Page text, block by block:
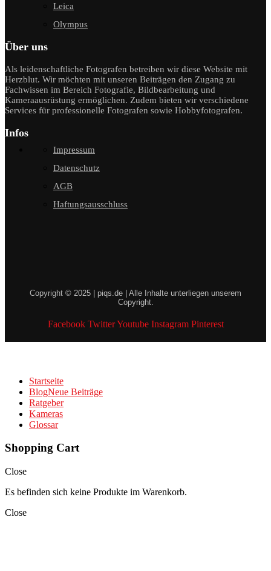
Leica
Olympus
Über uns
Als leidenschaftliche Fotografen betreiben wir diese Website mit
Herzblut. Wir möchten mit unseren Beiträgen den Zugang zu
Fachwissen im Bereich Fotografie, Bildbearbeitung und
Kameraausrüstung ermöglichen. Zudem bieten wir verschiedene
Services für professionelle Fotografen sowie Hobbyfotografen.
Infos
Impressum
Datenschutz
AGB
Haftungsausschluss
Copyright © 2025 | piqs.de | Alle Inhalte unterliegen unserem
Copyright.
Facebook Twitter Youtube Instagram Pinterest
Startseite
BlogNeue Beiträge
Ratgeber
Kameras
Glossar
Shopping Cart
Close
Es befinden sich keine Produkte im Warenkorb.
Close